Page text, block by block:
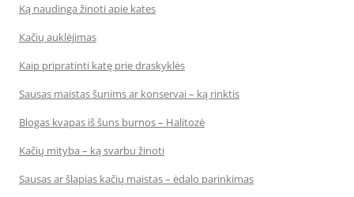
Ką naudinga žinoti apie kates
Kačių auklėjimas
Kaip pripratinti katę prie draskyklės
Sausas maistas šunims ar konservai – ką rinktis
Blogas kvapas iš šuns burnos – Halitozė
Kačių mityba – ką svarbu žinoti
Sausas ar šlapias kačių maistas – ėdalo parinkimas